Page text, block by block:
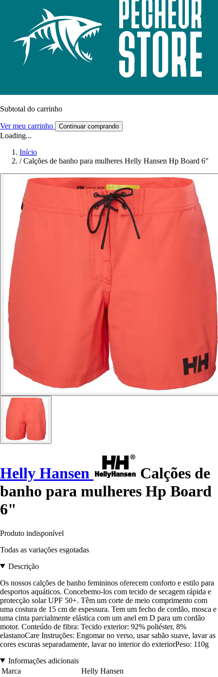
Subtotal do carrinho
Ver meu carrinho Continuar comprando
Loading...
Início
/ Calções de banho para mulheres Helly Hansen Hp Board 6"
Helly Hansen
Calções de
banho para mulheres Hp Board
6"
Produto indisponível
Todas as variações esgotadas
Descrição
Os nossos calções de banho femininos oferecem conforto e estilo para
desportos aquáticos. Concebemo-los com tecido de secagem rápida e
protecção solar UPF 50+. Têm um corte de meio comprimento com
uma costura de 15 cm de espessura. Tem um fecho de cordão, mosca e
uma cinta parcialmente elástica com um anel em D para um cordão
motor. Conteúdo de fibra: Tecido exterior: 92% poliéster, 8%
elastanoCare Instruções: Engomar no verso, usar sabão suave, lavar as
cores escuras separadamente, lavar no interior do exteriorPeso: 110g
Informações adicionais
Marca
Helly Hansen